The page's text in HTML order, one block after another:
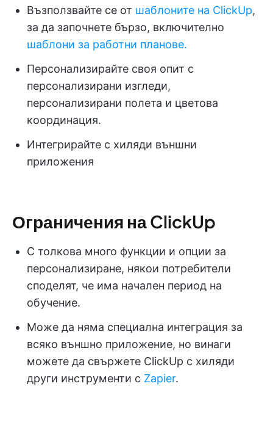
Възползвайте се от шаблоните на ClickUp,
за да започнете бързо, включително
шаблони за работни планове.
Персонализирайте своя опит с
персонализирани изгледи,
персонализирани полета и цветова
координация.
Интегрирайте с хиляди външни
приложения
Ограничения на ClickUp
С толкова много функции и опции за
персонализиране, някои потребители
споделят, че има начален период на
обучение.
Може да няма специална интеграция за
всяко външно приложение, но винаги
можете да свържете ClickUp с хиляди
други инструменти с Zapier.